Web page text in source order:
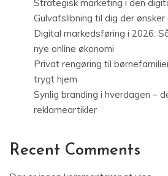
Strategisk marketing i den
Gulvafslibning til dig der
Digital markedsføring i 2026:
nye online økonomi
Privat rengøring til
trygt hjem
Synlig branding i hverdagen –
reklameartikler
Recent Comments